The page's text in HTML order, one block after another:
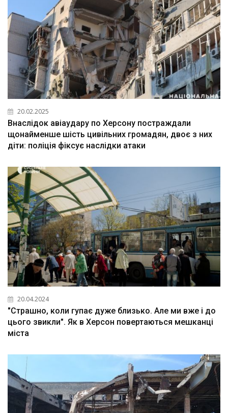
20.02.2025
Внаслідок авіаудару по Херсону постраждали
щонайменше шість цивільних громадян, двоє з них
діти: поліція фіксує наслідки атаки
20.04.2024
"Страшно, коли гупає дуже близько. Але ми вже і до
цього звикли". Як в Херсон повертаються мешканці
міста